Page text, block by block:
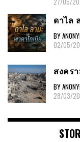
ดาไล
BY
02/05/
สงคร
BY
28/03/